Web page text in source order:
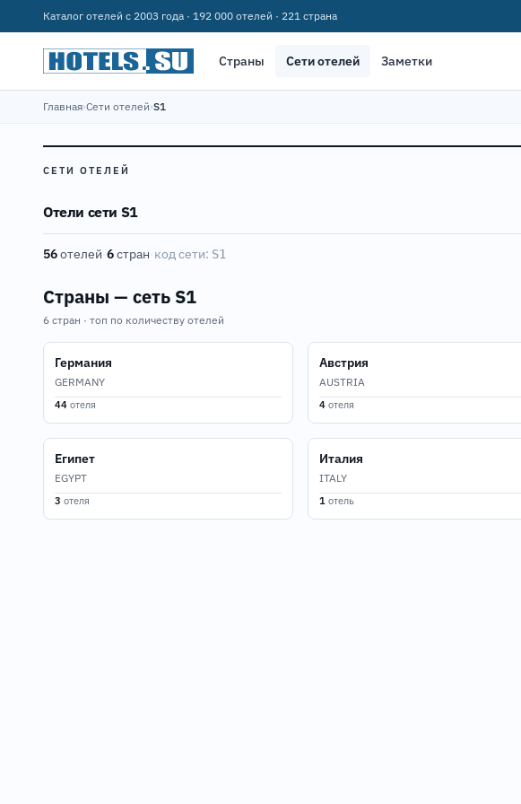
Каталог отелей с 2003 года · 192 000 отелей · 221 страна
Страны Сети отелей Заметки
Главная›Сети отелей›S1
СЕТИ ОТЕЛЕЙ
Отели сети S1
56отелей·6стран·код сети: S1
Страны — сеть S1
6 стран · топ по количеству отелей
Германия
GERMANY
44 отеля
Австрия
AUSTRIA
4отеля
Египет
EGYPT
3 отеля
Италия
ITALY
1отель